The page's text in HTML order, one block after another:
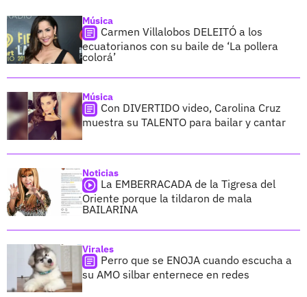
Música
Carmen Villalobos DELEITÓ a los
ecuatorianos con su baile de ‘La pollera
colorá’
Música
Con DIVERTIDO video, Carolina Cruz
muestra su TALENTO para bailar y cantar
Noticias
La EMBERRACADA de la Tigresa del
Oriente porque la tildaron de mala
BAILARINA
Virales
Perro que se ENOJA cuando escucha a
su AMO silbar enternece en redes